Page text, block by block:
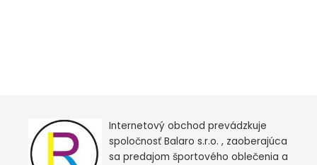
Internetový obchod prevádzkuje
spoločnosť Balaro s.r.o. , zaoberajúca
sa predajom športového oblečenia a